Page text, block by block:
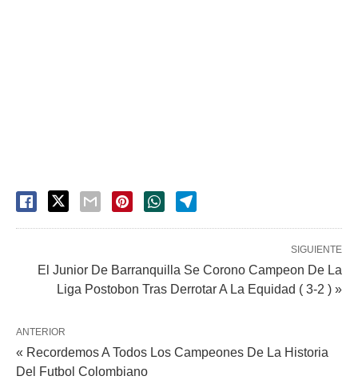
SIGUIENTE
El Junior De Barranquilla Se Corono Campeon De La
Liga Postobon Tras Derrotar A La Equidad ( 3-2 ) »
ANTERIOR
« Recordemos A Todos Los Campeones De La Historia
Del Futbol Colombiano